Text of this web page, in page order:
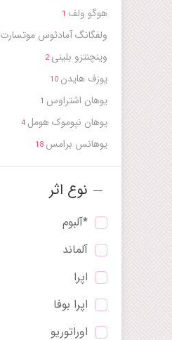
هوگو ولف
ولفگانگ آمادئوس موتسارت
وینچنتزو بلینی2
یوزف هایدن
یوهان اشتراوس
یوهان نپوموک هومل
یوهانس برامس
نوع اثر
*آلبوم
آلماند
اپرا
اپرا بوفا
اوراتوریو